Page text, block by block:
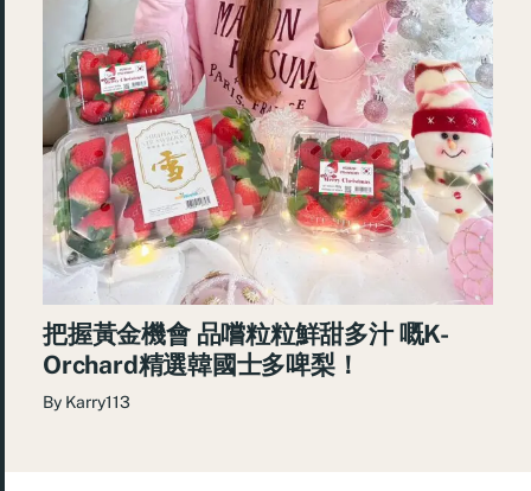
把握黃金機會 品嚐粒粒鮮甜多汁 嘅K-
Orchard精選韓國士多啤梨！
By Karry113